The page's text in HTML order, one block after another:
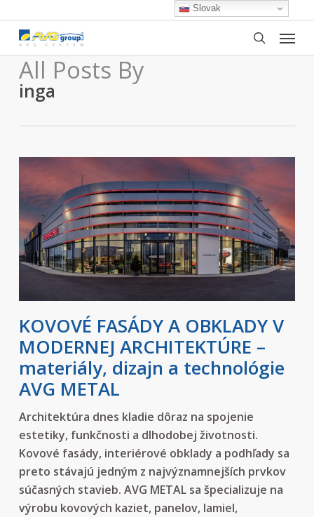
main
content
search
Menu
All Posts By
inga
KOVOVÉ FASÁDY A OBKLADY V
MODERNEJ ARCHITEKTÚRE –
materiály, dizajn a technológie
AVG METAL
Architektúra dnes kladie dôraz na spojenie
estetiky, funkčnosti a dlhodobej životnosti.
Kovové fasády, interiérové obklady a podhľady sa
preto stávajú jedným z najvýznamnejších prvkov
súčasných stavieb. AVG METAL sa špecializuje na
výrobu kovových kaziet, panelov, lamiel,
Slovak